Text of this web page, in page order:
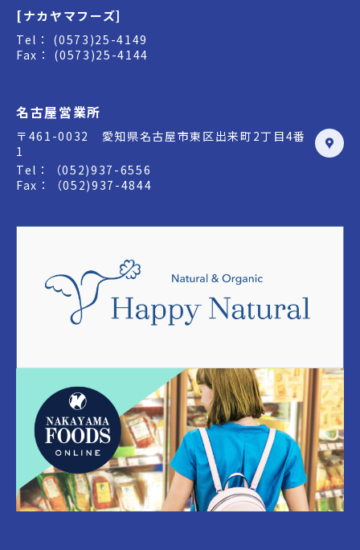
[ナカヤマフーズ]
Tel： (0573)25-4149
Fax： (0573)25-4144
名古屋営業所
〒461-0032 愛知県名古屋市東区出来町2丁目4番
1
Tel：（052)937-6556
Fax：（052)937-4844